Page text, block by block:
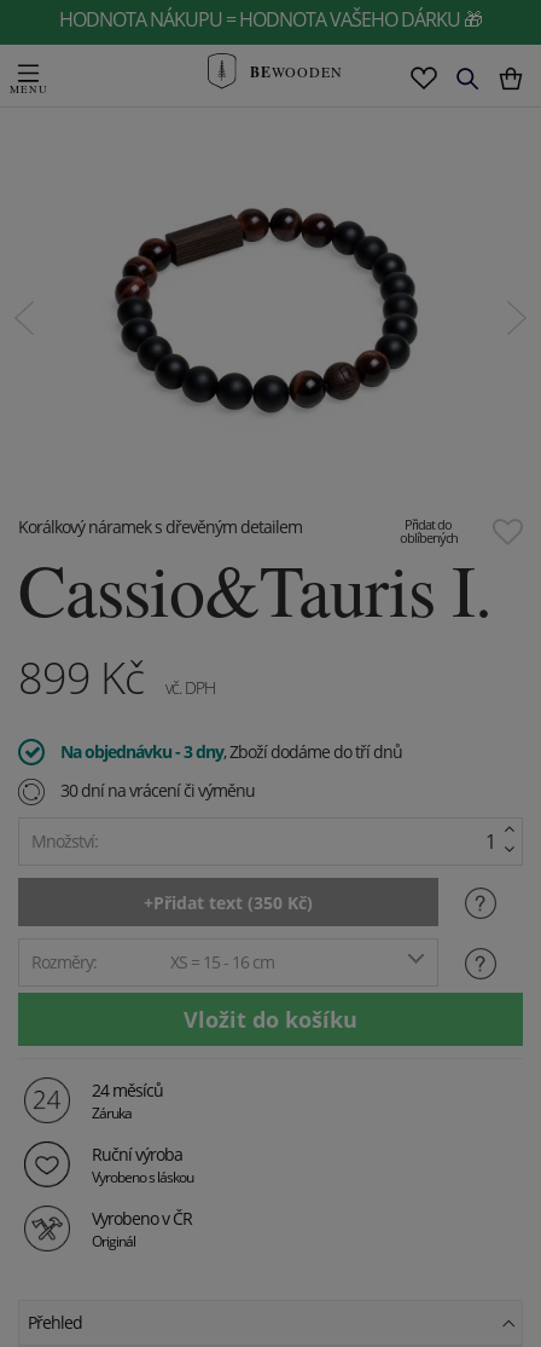
HODNOTA NÁKUPU = HODNOTA VAŠEHO DÁRKU 🎁
BEWOODEN
Přidat do
oblíbených
Korálkový náramek s dřevěným detailem
Cassio&Tauris I.
899 Kč vč. DPH
Na objednávku - 3 dny, Zboží dodáme do tří dnů
30 dní na vrácení či výměnu
Množství:
Rozměry: XS = 15 - 16 cm
24 měsíců
Záruka
Ruční výroba
Vyrobeno s láskou
Vyrobeno v ČR
Originál
Přehled